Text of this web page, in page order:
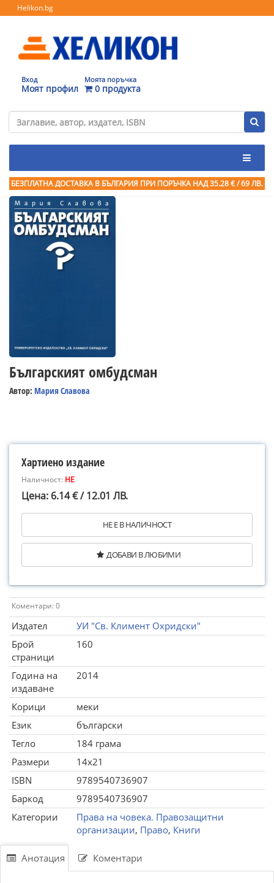
Helikon.bg
Вход
Моят профил
Моята поръчка
0 продукта
БЕЗПЛАТНА ДОСТАВКА В БЪЛГАРИЯ ПРИ ПОРЪЧКА НАД 35.28 € / 69 ЛВ.
Българският омбудсман
Автор: Мария Славова
Хартиено издание
Наличност: НЕ
Цена: 6.14 € / 12.01 ЛВ.
НЕ Е В НАЛИЧНОСТ
ДОБАВИ В ЛЮБИМИ
Коментари: 0
Издател
УИ "Св. Климент Охридски"
Брой
страници
160
Година на
издаване
2014
Корици
меки
Език
български
Тегло
184 грама
Размери
14x21
ISBN
9789540736907
Баркод
9789540736907
Категории
Права на човека. Правозащитни
организации, Право, Книги
Анотация Коментари